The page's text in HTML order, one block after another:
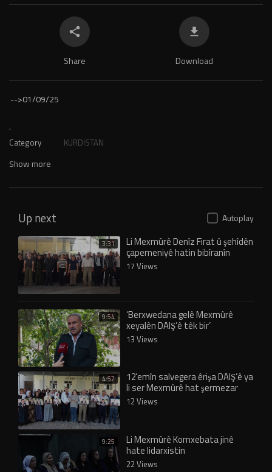
Share Download
-->01/09/25
.
Category KURDISTAN
Show more
Up next Autoplay
3:31 Li Mexmûrê Denîz Firat û şehîdên
çapemeniyê hatin bibîranîn
17 Views
9:54 ‘Berxwedana gelê Mexmûrê
xeyalên DAIŞ’ê têk bir’
13 Views
4:57 12’emîn salvegera êrişa DAIŞ’ê ya
li ser Mexmûrê hat şermezar
kirin
12 Views
9:25 Li Mexmûrê Komxebata jinê
hate lidarxistin
22 Views